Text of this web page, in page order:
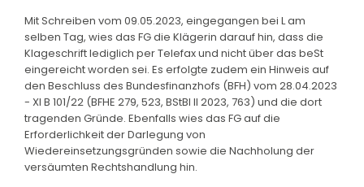
Mit Schreiben vom 09.05.2023, eingegangen bei L am
selben Tag, wies das FG die Klägerin darauf hin, dass die
Klageschrift lediglich per Telefax und nicht über das beSt
eingereicht worden sei. Es erfolgte zudem ein Hinweis auf
den Beschluss des Bundesfinanzhofs (BFH) vom 28.04.2023
- XI B 101/22 (BFHE 279, 523, BStBl II 2023, 763) und die dort
tragenden Gründe. Ebenfalls wies das FG auf die
Erforderlichkeit der Darlegung von
Wiedereinsetzungsgründen sowie die Nachholung der
versäumten Rechtshandlung hin.